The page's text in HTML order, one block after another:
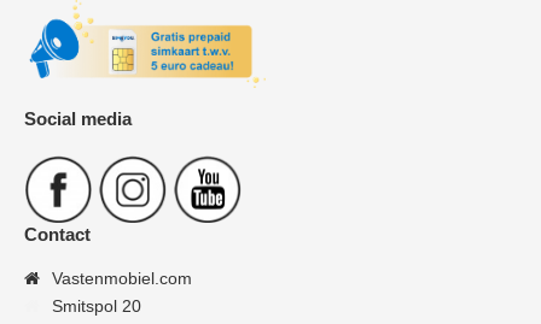
Social media
Contact
Vastenmobiel.com
Smitspol 20